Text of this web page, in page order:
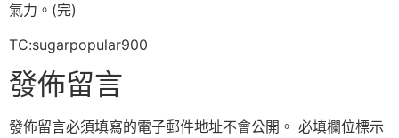
氣力。(完)
TC:sugarpopular900
發佈留言
發佈留言必須填寫的電子郵件地址不會公開。 必填欄位標示